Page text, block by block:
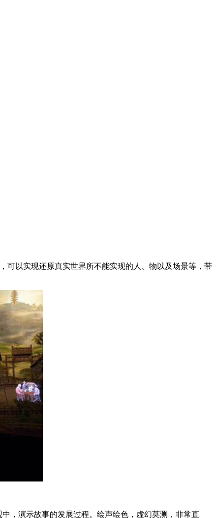
可以实现还原真实世界所不能实现的人、物以及场景等，带
，演示故事的发展过程。绘声绘色，虚幻莫测，非常直